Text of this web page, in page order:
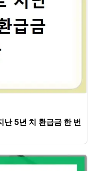
난 5년 치 환급금 한 번